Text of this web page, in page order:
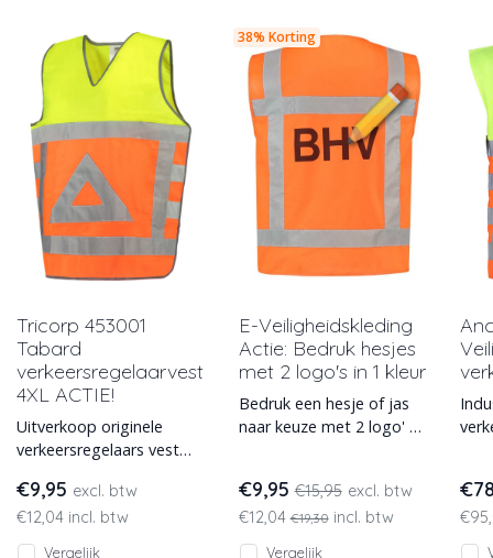
Tricorp 453001
Tabard
verkeersregelaarvest
4XL ACTIE!
Uitverkoop originele
verkeersregelaars vest
Tabard / 453001 maat
XXL of 4XL. Dit
€9,95 excl. btw
€12,04 incl. btw
Vergelijk
38% Korting
E-Veiligheidskleding
Actie: Bedruk hesjes
met 2 logo's in 1 kleur
Bedruk een hesje of jas
naar keuze met 2 logo' s:
€9,95€15,95 excl. btw
€12,04€19,30incl. btw
Vergelijk